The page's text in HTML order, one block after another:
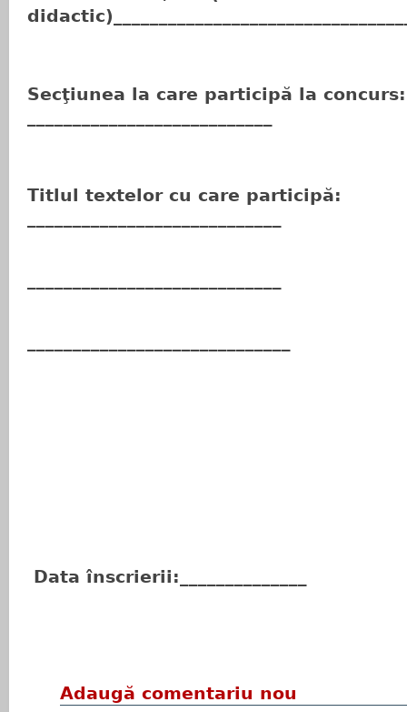
Secţiunea la care participă la concurs:
Titlul textelor cu care participă:
Data înscrierii:______________
Adaugă comentariu nou